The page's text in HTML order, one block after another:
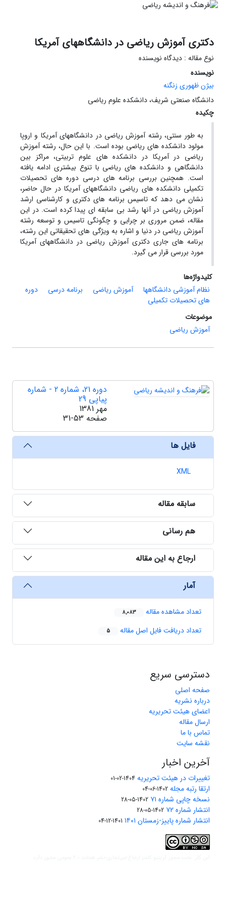
دکتری آموزش ریاضی در دانشگاههای آمریکا
نوع مقاله : دیدگاه نویسنده
نویسنده
بیژن ظهوری زنگنه
دانشگاه صنعتی شریف، دانشکده علوم ریاضی
چکیده
به طور سنتی، رشته آموزش ریاضی در دانشگاههای آمریکا و اروپا
مولود دانشکده های ریاضی بوده است. با این حال، رشته آموزش
ریاضی در آمریکا در دانشکده های علوم تربیتی، مراکز بین
دانشگاهی و دانشکده های ریاضی با تنوع بیشتری ادامه یافته
است. همچنین بررسی برنامه های درسی دوره های تحصیلات
تکمیلی دانشکده های ریاضی دانشگاههای آمریکا در حال حاضر،
نشان می دهد که تاسیس برنامه های دکتری و کارشناسی ارشد
آموزش ریاضی در آنها رشد بی سابقه ای پیدا کرده است. در این
مقاله، ضمن مروری بر چرایی و چگونگی تاسیس و توسعه رشته
آموزش ریاضی در دنیا و اشاره به ویژگی های تحقیقاتی این رشته،
برنامه های جاری دکتری آموزش ریاضی در دانشگاههای آمریکا
مورد بررسی قرار می گیرد.
کلیدواژه‌ها
نظام آموزشی دانشگاهها
آموزش ریاضی برنامه درسی
دوره
های تحصیلات تکمیلی
موضوعات
آموزش ریاضی
دوره 21، شماره 2 - شماره
پیاپی 29
مهر 1381
صفحه 31-53
فایل ها
XML
سابقه مقاله
هم رسانی
ارجاع به این مقاله
آمار
تعداد مشاهده مقاله 8,083
تعداد دریافت فایل اصل مقاله 5
دسترسی سریع
صفحه اصلی
درباره نشریه
اعضای هیئت تحریریه
ارسال مقاله
تماس با ما
نقشه سایت
آخرین اخبار
تغییرات در هیئت تحریریه 1404-02-01
ارتقا رتبه مجله 1402-06-04
نسخه چاپی شماره ۷۱ 1402-05-28
انتشار شماره ۷۲ 1402-05-28
انتشار شماره پاییز-زمستان ۱۴۰۱ 1401-12-04